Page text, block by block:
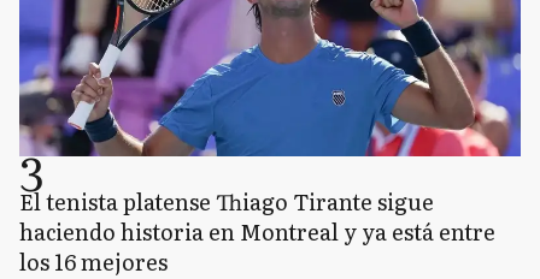
3
El tenista platense Thiago Tirante sigue
haciendo historia en Montreal y ya está entre
los 16 mejores